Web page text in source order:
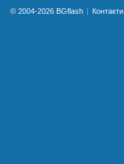
© 2004-2026 BGflash Контакти